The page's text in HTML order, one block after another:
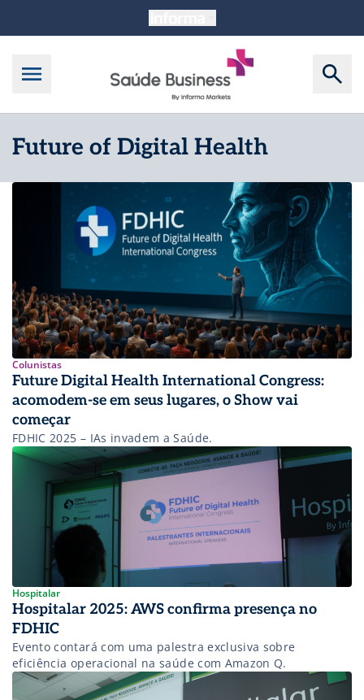
Future of Digital Health
Colunistas
Future Digital Health International Congress:
acomodem-se em seus lugares, o Show vai
começar
FDHIC 2025 – IAs invadem a Saúde.
Hospitalar
Hospitalar 2025: AWS confirma presença no
FDHIC
Evento contará com uma palestra exclusiva sobre
eficiência operacional na saúde com Amazon Q.